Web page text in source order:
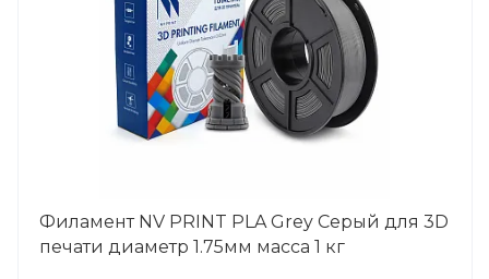
Филамент NV PRINT PLA Grey Серый для 3D
печати диаметр 1.75мм масса 1 кг